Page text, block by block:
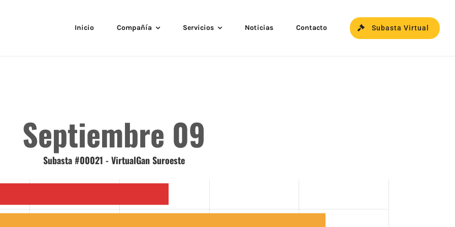
Inicio Compañía Servicios Noticias Contacto Subasta Virtual
Septiembre 09
Subasta #00021 - VirtualGan Suroeste